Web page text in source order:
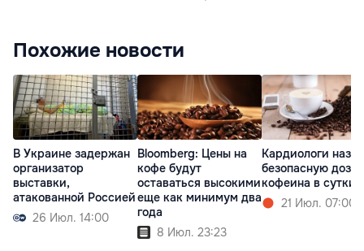
Похожие новости
В Украине задержан
организатор
выставки,
атакованной Россией
26 Июл. 14:00
Bloomberg: Цены на
кофе будут
оставаться высокими
еще как минимум два
года
8 Июл. 23:23
Кардиологи
безопасную дозу
кофеина в сутки
21 Июл. 07:00